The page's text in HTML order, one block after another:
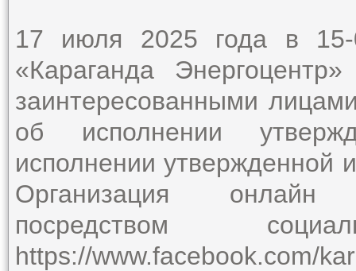
17 июля 2025 года в
«Караганда
заинтересованными
об исполнении
исполнении утвержденной
Организация онлайн
посредством
https://www.facebook.com/